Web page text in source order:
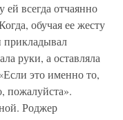
ей всегда отчаянно
обучая ее жесту
прикладывал
руки, а оставляла
это именно то,
пожалуйста».
Роджер